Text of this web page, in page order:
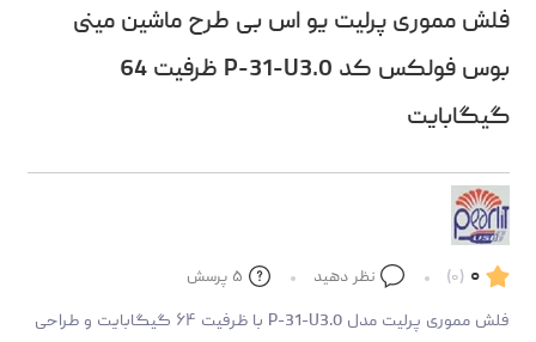
فلش مموری پرلیت یو اس بی طرح ماشین مینی
بوس فولکس کد P-31-U3.0 ظرفیت 64
گیگابایت
۰ (۰) نظر دهید ۵ پرسش
فلش مموری پرلیت مدل P-31-U3.0 با ظرفیت ۶۴ گیگابایت و طراحی